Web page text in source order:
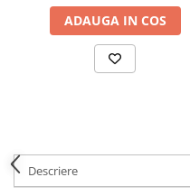
Umerase pentru haine si
Organizatoare imbracaminte
Cosuri de gunoi
ADAUGA IN COS
Descriere